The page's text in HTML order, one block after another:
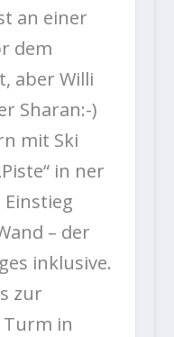
an einer
dem
aber Willi
Sharan:-)
mit Ski
in ner
– der
inklusive.
zur
in